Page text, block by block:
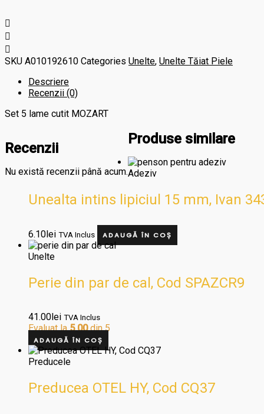
SKU A010192610 Categories Unelte, Unelte Tăiat Piele
Descriere
Recenzii (0)
Set 5 lame cutit MOZART
Recenzii
Nu există recenzii până acum.
Produse similare
Adeziv
Unealta intins lipiciul 15 mm, Ivan
6.10lei TVA Inclus ADAUGĂ ÎN COȘ
Unelte
Perie din par de cal, Cod SPAZCR9
41.00lei TVA Inclus
Evaluat la5.00din 5
ADAUGĂ ÎN COȘ
Preducele
Preducea OTEL HY, Cod CQ37